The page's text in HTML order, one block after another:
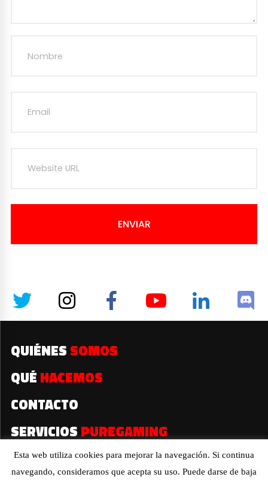
ENVIAR
QUIÉNES SOMOS
QUÉ HACEMOS
CONTACTO
SERVICIOS PUREGAMING
2019© Todos los derechos reservados
Esta web utiliza cookies para mejorar la navegación. Si continua
navegando, consideramos que acepta su uso. Puede darse de baja